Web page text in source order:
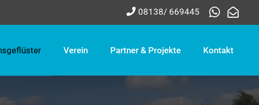
08138/ 669445
Verein Partner & Projekte Kontakt